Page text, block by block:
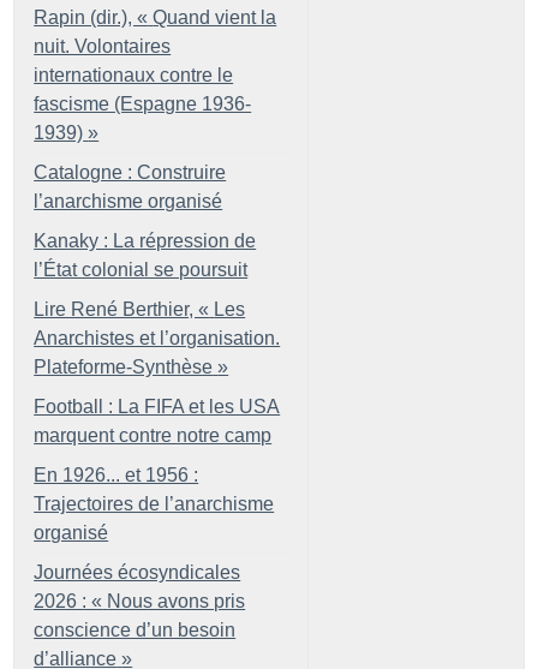
Rapin (dir.), « Quand vient la
nuit. Volontaires
internationaux contre le
fascisme (Espagne 1936-
1939) »
Catalogne : Construire
l’anarchisme organisé
Kanaky : La répression de
l’État colonial se poursuit
Lire René Berthier, « Les
Anarchistes et l’organisation.
Plateforme-Synthèse »
Football : La FIFA et les USA
marquent contre notre camp
En 1926... et 1956 :
Trajectoires de l’anarchisme
organisé
Journées écosyndicales
2026 : « Nous avons pris
conscience d’un besoin
d’alliance »